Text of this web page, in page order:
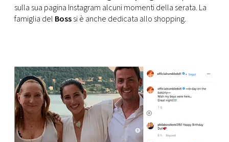
sulla sua pagina Instagram alcuni momenti della serata. La
famiglia del Bosssi è anche dedicata allo shopping.